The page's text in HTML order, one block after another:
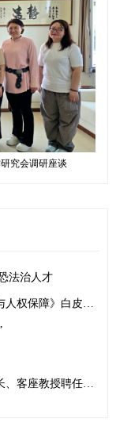
究会调研座谈
法治人才
我校举行《新疆的反恐、去极端化斗争与人权保障》白皮书学习座谈会